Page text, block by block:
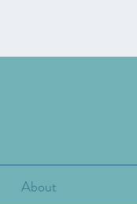
About